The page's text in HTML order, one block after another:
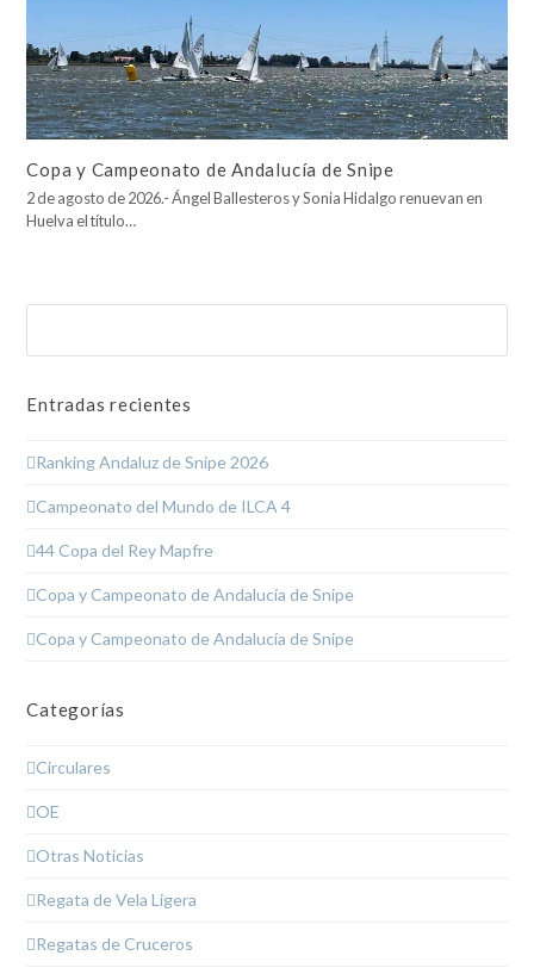
Copa y Campeonato de Andalucía de Snipe
2 de agosto de 2026.- Ángel Ballesteros y Sonia Hidalgo renuevan en
Huelva el título…
Entradas recientes
Ranking Andaluz de Snipe 2026
Campeonato del Mundo de ILCA 4
44 Copa del Rey Mapfre
Copa y Campeonato de Andalucía de Snipe
Copa y Campeonato de Andalucía de Snipe
Categorías
Circulares
OE
Otras Noticias
Regata de Vela Ligera
Regatas de Cruceros